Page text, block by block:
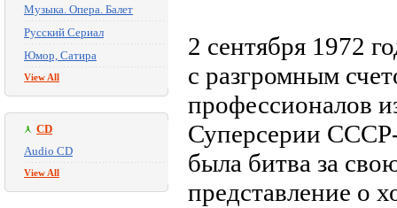
Музыка. Опера. Балет
Русский Сериал
Юмор, Сатира
View All
CD
Audio CD
View All
2 сентября 1972
с разгромным
профессионалов
Суперсерии
была битва за
представление о